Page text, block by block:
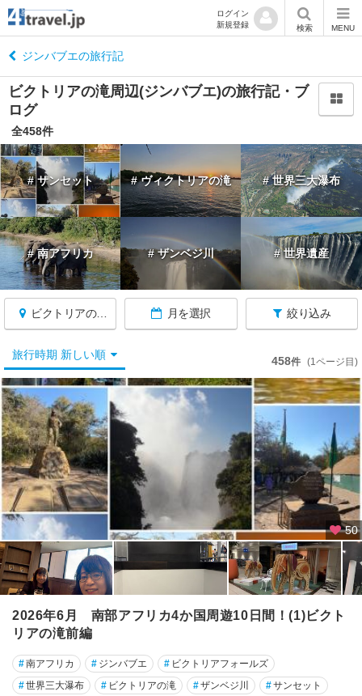
ログイン
新規登録
検索 MENU
ジンバブエの旅行記
ビクトリアの滝周辺(ジンバブエ)の旅行記・ブ
ログ
全458件
# サンセット # ヴィクトリアの滝 # 世界三大瀑布
# 南アフリカ # ザンベジ川 # 世界遺産
ビクトリアの滝周辺 月を選択 絞り込み
ジ
ン
バ
ブ
エ
へ
戻
る
ハ
ラ
レ
★
ビ
ク
ト
リ
ア
の
滝
辺
ブ
ワ
ヨ
旅行時期 新しい順 458件 (1ページ目)
50
2026年6月 南部アフリカ4か国周遊10日間！(1)ビクト
リアの滝前編
#南アフリカ # ジンバブエ # ビクトリアフォールズ
#世界三大瀑布 # ビクトリアの滝 #ザンベジ川 #サンセット